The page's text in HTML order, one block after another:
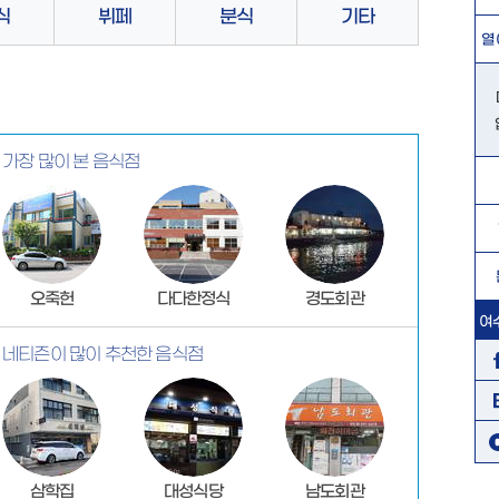
뷔페 분식 기타
가장 많이 본 음식점
오죽헌 다다한정식 경도회관
네티즌이 많이 추천한 음식점
삼학집 대성식당 남도회관
열
여